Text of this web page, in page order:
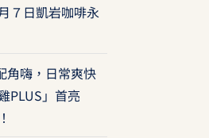
７日凱岩咖啡永
角嗨，日常爽快
PLUS」首亮